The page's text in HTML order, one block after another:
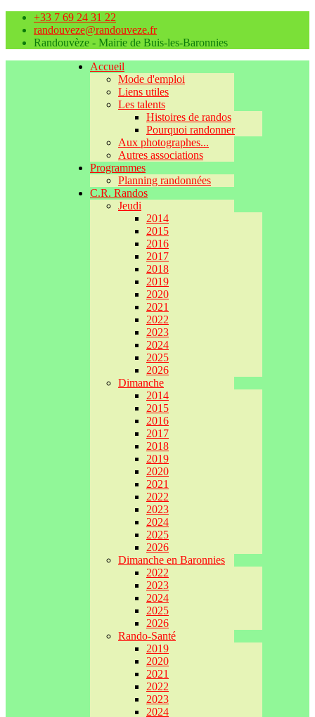
+33 7 69 24 31 22
randouveze@randouveze.fr
Randouvèze - Mairie de Buis-les-Baronnies
Accueil
Mode d'emploi
Liens utiles
Les talents
Histoires de randos
Pourquoi randonner
Aux photographes...
Autres associations
Programmes
Planning randonnées
C.R. Randos
Jeudi
2014
2015
2016
2017
2018
2019
2020
2021
2022
2023
2024
2025
2026
Dimanche
2014
2015
2016
2017
2018
2019
2020
2021
2022
2023
2024
2025
2026
Dimanche en Baronnies
2022
2023
2024
2025
2026
Rando-Santé
2019
2020
2021
2022
2023
2024